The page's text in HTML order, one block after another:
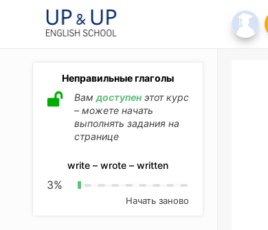
Неправильные глаголы
Вамдоступен этот курс
– можете начать
выполнять задания на
странице
write – wrote – written
3%
Начать заново